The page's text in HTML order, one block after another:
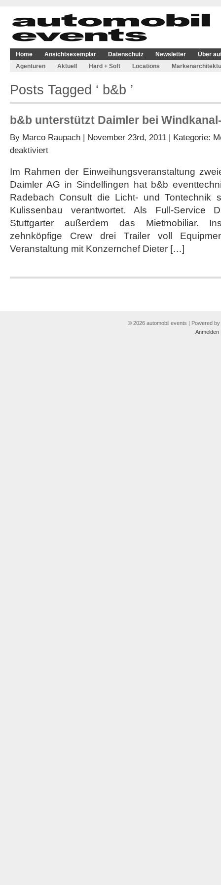
Home Ansichtsexemplar Datenschutz Newsletter
Über
Agenturen
Aktuell Hard + Soft Locations
Posts Tagged ‘ b&b ’
b&b unterstützt Daimler bei
By Marco Raupach | November 23rd, 2011 | Kategorie:
deaktiviertfür
Daimler
bei
Einweihung
Im Rahmen der Einweihungsveranstaltung
Daimler AG in Sindelfingen hat b&b
Radebach Consult die Licht- und Tontechnik
Kulissenbau verantwortet. Als Full-Service
Stuttgarter außerdem das Mietmobiliar.
zehnköpfige Crew drei Trailer voll
Veranstaltung mit Konzernchef Dieter […]
© 2026 automobil events | Powered by
Anmelden|